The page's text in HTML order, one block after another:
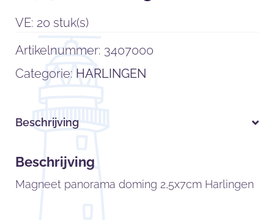
VE: 20 stuk(s)
Artikelnummer: 3407000
Categorie: HARLINGEN
Beschrijving
Beschrijving
Magneet panorama doming 2,5x7cm Harlingen